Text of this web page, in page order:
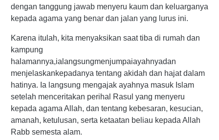
dengan tanggung jawab menyeru kaum dan keluarganya
kepada agama yang benar dan jalan yang lurus ini.
Karena itulah, kita menyaksikan saat tiba di rumah dan
kampung
halamannya,ialangsungmenjumpaiayahnyadan
menjelaskankepadanya tentang akidah dan hajat dalam
hatinya. Ia langsung mengajak ayahnya masuk Islam
setelah menceritakan perihal Rasul yang menyeru
kepada agama Allah, dan tentang kebesaran, kesucian,
amanah, ketulusan, serta ketaatan beliau kepada Allah
Rabb semesta alam.